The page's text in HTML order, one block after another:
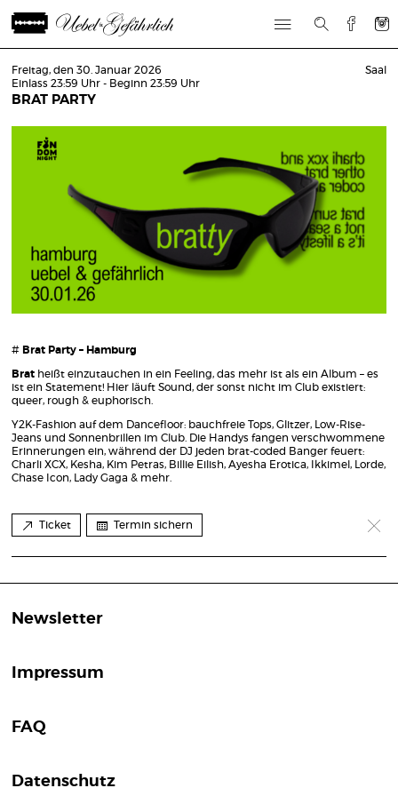
Freitag, den 30. Januar 2026
Einlass 23:59 Uhr - Beginn 23:59 Uhr
BRAT PARTY
Saal
# Brat Party – Hamburg
Brat heißt einzutauchen in ein Feeling, das mehr ist als ein Album – es
ist ein Statement! Hier läuft Sound, der sonst nicht im Club existiert:
queer, rough & euphorisch.
Y2K-Fashion auf dem Dancefloor: bauchfreie Tops, Glitzer, Low-Rise-
Jeans und Sonnenbrillen im Club. Die Handys fangen verschwommene
Erinnerungen ein, während der DJ jeden brat-coded Banger feuert:
Charli XCX, Kesha, Kim Petras, Billie Eilish, Ayesha Erotica, Ikkimel, Lorde,
Chase Icon, Lady Gaga & mehr.
Ticket Termin sichern
Newsletter
Impressum
FAQ
Datenschutz